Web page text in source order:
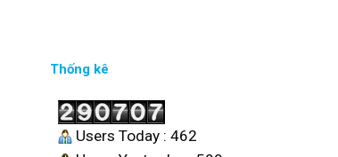
Thống kê
Users Today : 462